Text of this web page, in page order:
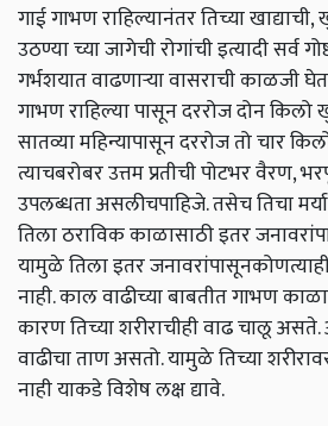
गाई गाभण राहिल्यानंतर तिच्या खाद्याची,
उठण्या च्या जागेची रोगांची इत्यादी सर्व
गर्भशयात वाढणाऱ्या वासराची काळजी
गाभण राहिल्या पासून दररोज दोन किलो
सातव्या महिन्यापासून दररोज तो चार
त्याचबरोबर उत्तम प्रतीची पोटभर वैरण,
उपलब्धता असलीचपाहिजे.तसेच तिचा
तिला ठराविक काळासाठी इतर
यामुळे तिला इतर
नाही.काल वाढीच्या बाबतीत गाभण
कारण तिच्या शरीराचीही वाढ चालू असते.
वाढीचा ताण असतो.यामुळे तिच्या
नाही याकडे विशेष लक्ष द्यावे.